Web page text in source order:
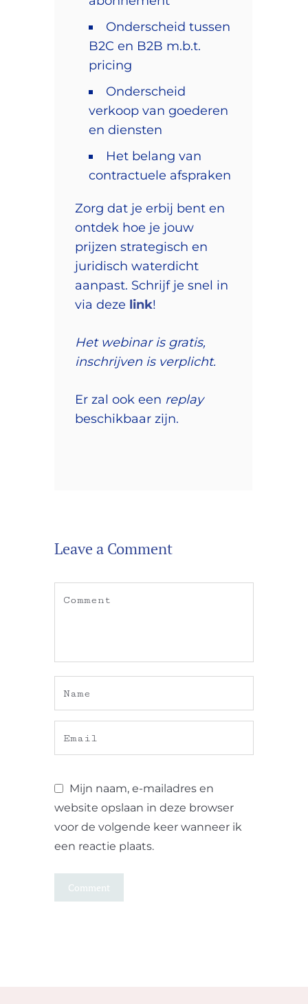
Onderscheid tussen
B2C en B2B m.b.t.
pricing
Onderscheid
verkoop van goederen
en diensten
Het belang van
contractuele afspraken
Zorg dat je erbij bent en
ontdek hoe je jouw
prijzen strategisch en
juridisch waterdicht
aanpast. Schrijf je snel in
via deze link!
Het webinar is gratis,
inschrijven is verplicht.
Er zal ook een replay
beschikbaar zijn.
Leave a Comment
Mijn naam, e-mailadres en
website opslaan in deze browser
voor de volgende keer wanneer ik
een reactie plaats.